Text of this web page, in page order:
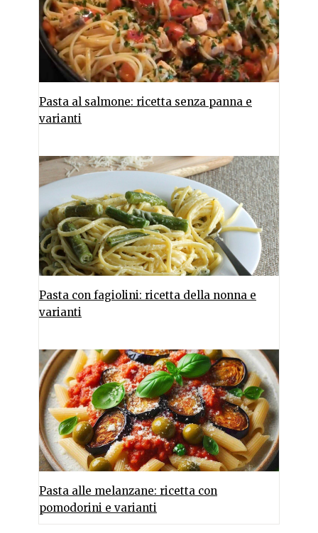
Pasta al salmone: ricetta senza panna e
varianti
Pasta con fagiolini: ricetta della nonna e
varianti
Pasta alle melanzane: ricetta con
pomodorini e varianti